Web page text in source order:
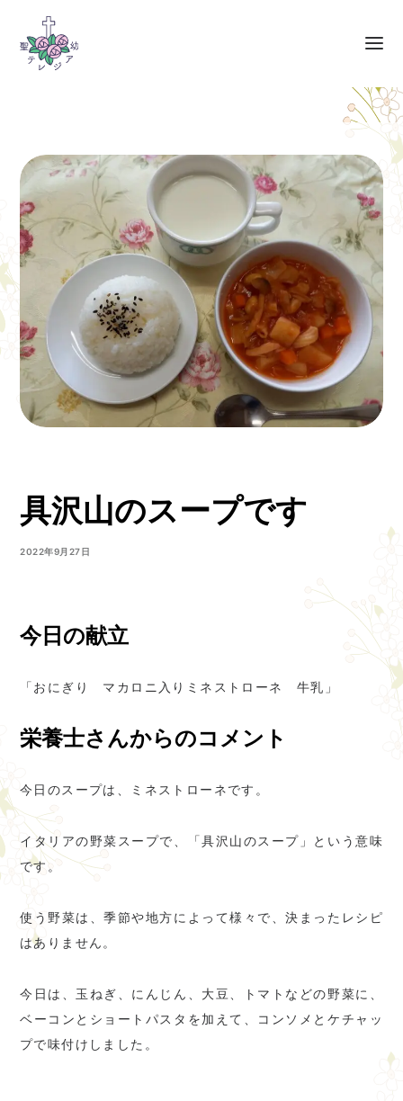
具沢山のスープです
2022年9月27日
今日の献立
「おにぎり マカロニ入りミネストローネ 牛乳」
栄養士さんからのコメント
今日のスープは、ミネストローネです。
イタリアの野菜スープで、「具沢山のスープ」という意味
です。
使う野菜は、季節や地方によって様々で、決まったレシピ
はありません。
今日は、玉ねぎ、にんじん、大豆、トマトなどの野菜に、
ベーコンとショートパスタを加えて、コンソメとケチャッ
プで味付けしました。